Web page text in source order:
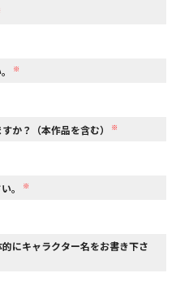
※
か？（本作品を含む） ※
。 ※
にキャラクター名をお書き下さ